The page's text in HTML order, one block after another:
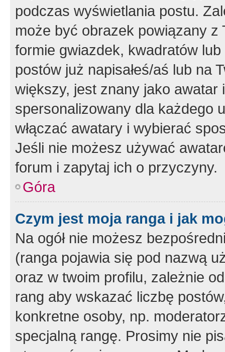
podczas wyświetlania postu.
może być obrazek powiązany z
formie gwiazdek, kwadratów
postów już napisałeś/aś lub na
większy, jest znany jako
spersonalizowany dla każdego
włączać awatary i wybierać
Jeśli nie możesz używać
forum i zapytaj ich o przyczyny.
Góra
Czym jest moja ranga i jak
Na ogół nie możesz
(ranga pojawia się pod nazwą
oraz w twoim profilu, zależnie
rang aby wskazać liczbę
konkretne osoby, np.
specjalną rangę. Prosimy nie